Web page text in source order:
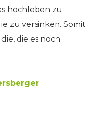
hochleben zu
zu versinken. Somit
die es noch